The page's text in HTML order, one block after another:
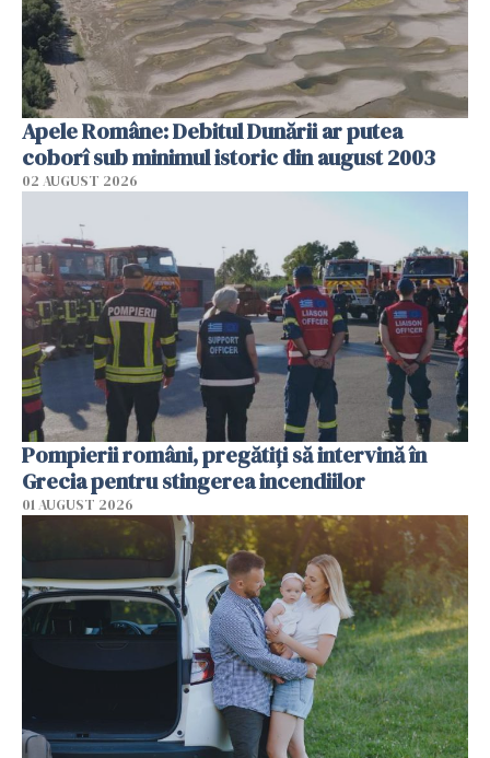
Apele Române: Debitul Dunării ar putea
coborî sub minimul istoric din august 2003
02 AUGUST 2026
Pompierii români, pregătiţi să intervină în
Grecia pentru stingerea incendiilor
01 AUGUST 2026